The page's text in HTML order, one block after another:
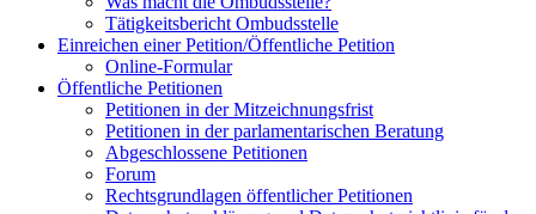
Tätigkeitsbericht Ombudsstelle
Einreichen einer Petition/Öffentliche Petition
Online-Formular
Öffentliche Petitionen
Petitionen in der Mitzeichnungsfrist
Petitionen in der parlamentarischen Beratung
Abgeschlossene Petitionen
Forum
Rechtsgrundlagen öffentlicher Petitionen